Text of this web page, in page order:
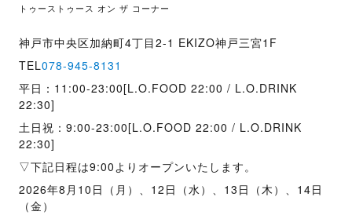
トゥーストゥース オン ザ コーナー
神戸市中央区加納町4丁目2-1 EKIZO神戸三宮1F
TEL078-945-8131
平日：11:00-23:00[L.O.FOOD 22:00 / L.O.DRINK
22:30]
土日祝：9:00-23:00[L.O.FOOD 22:00 / L.O.DRINK
22:30]
▽下記日程は9:00よりオープンいたします。
2026年8月10日（月）、12日（水）、13日（木）、14日
（金）